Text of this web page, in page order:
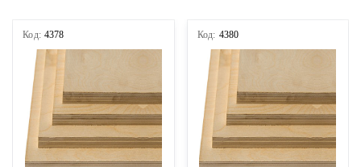
Код: 4378 Код: 4380